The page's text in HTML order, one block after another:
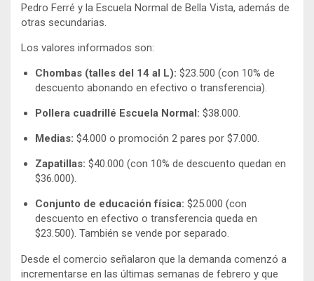
Pedro Ferré y la Escuela Normal de Bella Vista, además de
otras secundarias.
Los valores informados son:
Chombas (talles del 14 al L): $23.500 (con 10% de
descuento abonando en efectivo o transferencia).
Pollera cuadrillé Escuela Normal: $38.000.
Medias: $4.000 o promoción 2 pares por $7.000.
Zapatillas: $40.000 (con 10% de descuento quedan en
$36.000).
Conjunto de educación física: $25.000 (con
descuento en efectivo o transferencia queda en
$23.500). También se vende por separado.
Desde el comercio señalaron que la demanda comenzó a
incrementarse en las últimas semanas de febrero y que